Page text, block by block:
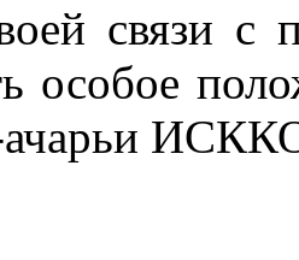
связи с
особое
ачарьи